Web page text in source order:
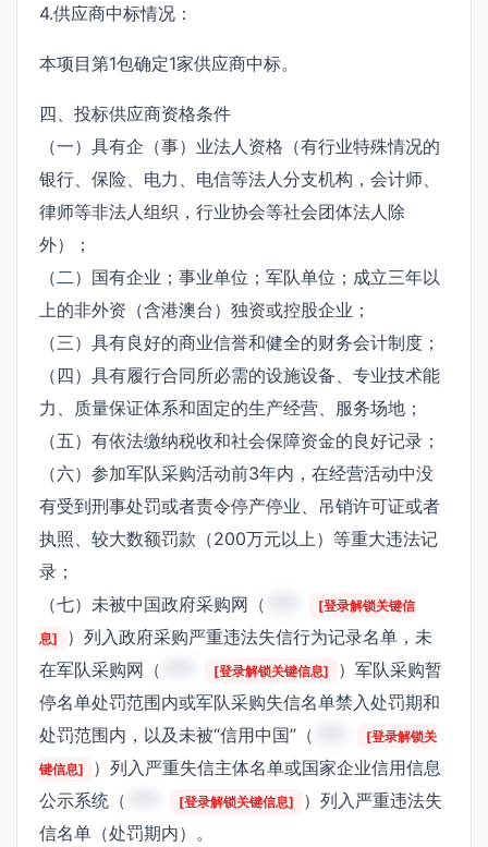
4.供应商中标情况：
本项目第1包确定1家供应商中标。
四、投标供应商资格条件
（一）具有企（事）业法人资格（有行业特殊情况的
银行、保险、电力、电信等法人分支机构，会计师、
律师等非法人组织，行业协会等社会团体法人除
外）；
（二）国有企业；事业单位；军队单位；成立三年以
上的非外资（含港澳台）独资或控股企业；
（三）具有良好的商业信誉和健全的财务会计制度；
（四）具有履行合同所必需的设施设备、专业技术能
力、质量保证体系和固定的生产经营、服务场地；
（五）有依法缴纳税收和社会保障资金的良好记录；
（六）参加军队采购活动前3年内，在经营活动中没
有受到刑事处罚或者责令停产停业、吊销许可证或者
执照、较大数额罚款（200万元以上）等重大违法记
录；
（七）未被中国政府采购网（
[登录解锁关键信
息]
）列入政府采购严重违法失信行为记录名单，未
在军队采购网（
[登录解锁关键信息]
）军队采购暂
停名单处罚范围内或军队采购失信名单禁入处罚期和
处罚范围内，以及未被“信用中国”（
[登录解锁关
键信息]
）列入严重失信主体名单或国家企业信用信息
公示系统（
[登录解锁关键信息]
）列入严重违法失
信名单（处罚期内）。